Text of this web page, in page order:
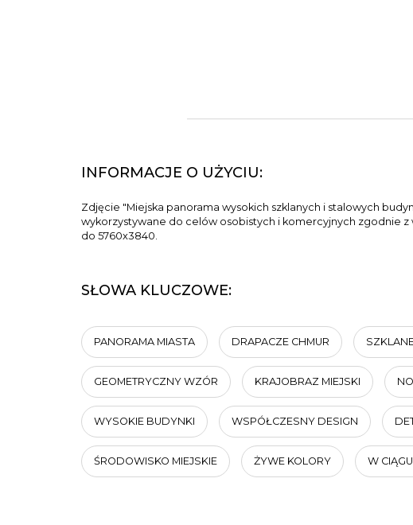
INFORMACJE O UŻYCIU:
Zdjęcie "Miejska panorama wysokich szklanych i stalowych
wykorzystywane do celów osobistych i komercyjnych zgodnie
do 5760x3840.
SŁOWA KLUCZOWE:
PANORAMA MIASTA DRAPACZE CHMUR
GEOMETRYCZNY WZÓR KRAJOBRAZ MIEJSKI
WYSOKIE BUDYNKI WSPÓŁCZESNY DESIGN
ŚRODOWISKO MIEJSKIE ŻYWE KOLORY W